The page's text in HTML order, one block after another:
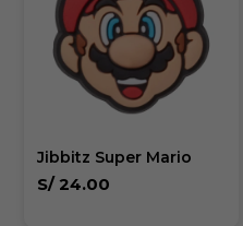
Jibbitz Super Mario
S/ 24.00